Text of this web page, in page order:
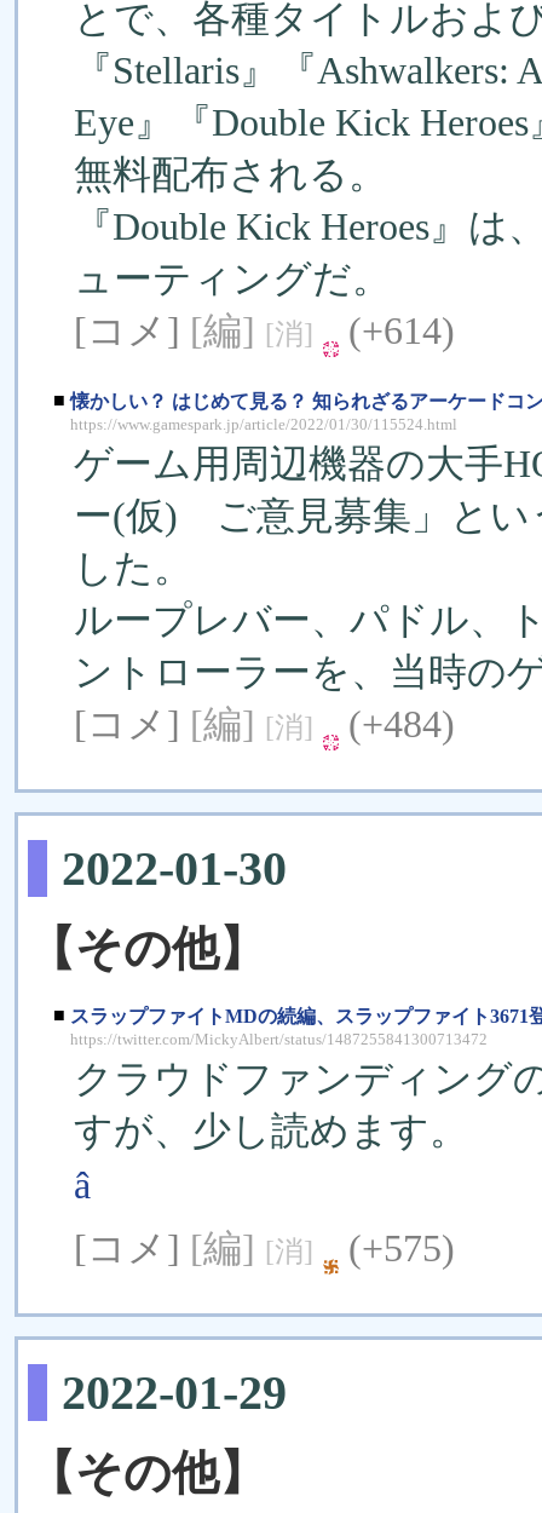
とで、各種タイトルおよ
『Stellaris』『Ashwalkers:
Eye』『Double Kick
無料配布される。
『Double Kick Heroes』
ューティングだ。
[コメ] [編] [消] (+614)
■ 懐かしい？ はじめて見る？ 知られざるアーケードコ
https://www.gamespark.jp/article/2022/01/30/115524.html
ゲーム用周辺機器の大手
ー(仮) ご意見募集」とい
した。
ループレバー、パドル、
ントローラーを、当時の
[コメ] [編] [消] (+484)
2022-01-30
【その他】
■ スラップファイトMDの続編、スラップファイト3671
https://twitter.com/MickyAlbert/status/1487255841300713472
クラウドファンディング
すが、少し読めます。
â
[コメ] [編] [消] (+575)
2022-01-29
【その他】